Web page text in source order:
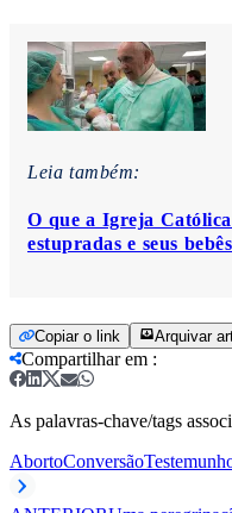
Leia também:
O que a Igreja
estupradas e seus
Copiar o link Arquivar
Compartilhar em :
As palavras-chave/tags
AbortoConversão